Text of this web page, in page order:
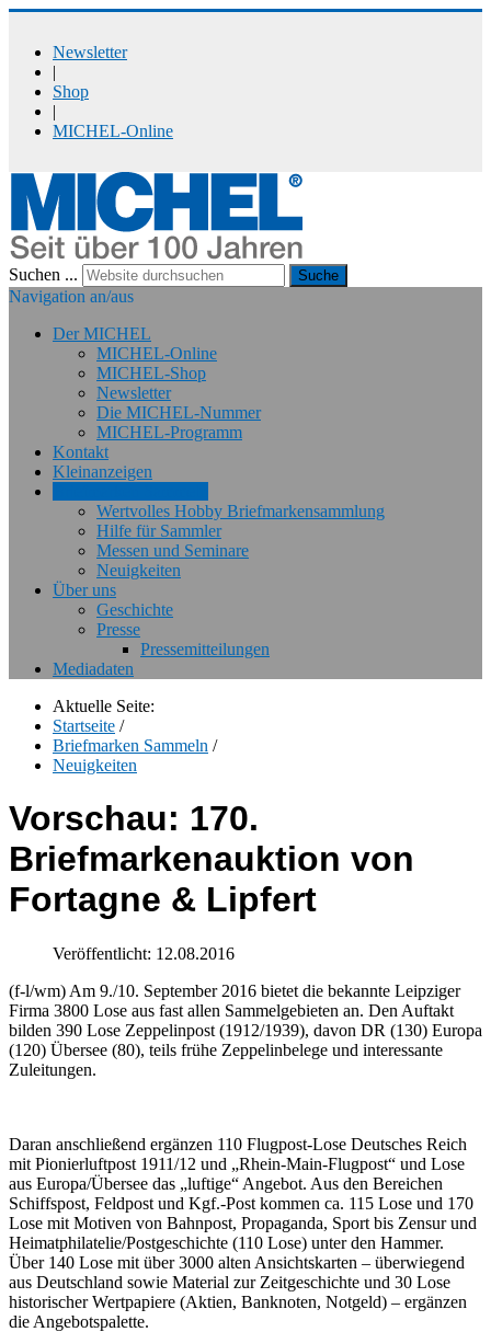
Newsletter
|
Shop
|
MICHEL-Online
Suchen ... Suche
Navigation an/aus
Der MICHEL
MICHEL-Online
MICHEL-Shop
Newsletter
Die MICHEL-Nummer
MICHEL-Programm
Kontakt
Kleinanzeigen
Wertvolles Hobby Briefmarkensammlung
Hilfe für Sammler
Messen und Seminare
Neuigkeiten
Über uns
Geschichte
Presse
Pressemitteilungen
Mediadaten
Aktuelle Seite:
Startseite /
Briefmarken Sammeln /
Neuigkeiten
Vorschau: 170.
Briefmarkenauktion von
Fortagne & Lipfert
Veröffentlicht: 12.08.2016
(f-l/wm) Am 9./10. September 2016 bietet die bekannte Leipziger
Firma 3800 Lose aus fast allen Sammelgebieten an. Den Auftakt
bilden 390 Lose Zeppelinpost (1912/1939), davon DR (130) Europa
(120) Übersee (80), teils frühe Zeppelinbelege und interessante
Zuleitungen.
Daran anschließend ergänzen 110 Flugpost-Lose Deutsches Reich
mit Pionierluftpost 1911/12 und „Rhein-Main-Flugpost“ und Lose
aus Europa/Übersee das „luftige“ Angebot. Aus den Bereichen
Schiffspost, Feldpost und Kgf.-Post kommen ca. 115 Lose und 170
Lose mit Motiven von Bahnpost, Propaganda, Sport bis Zensur und
Heimatphilatelie/Postgeschichte (110 Lose) unter den Hammer.
Über 140 Lose mit über 3000 alten Ansichtskarten – überwiegend
aus Deutschland sowie Material zur Zeitgeschichte und 30 Lose
historischer Wertpapiere (Aktien, Banknoten, Notgeld) – ergänzen
die Angebotspalette.